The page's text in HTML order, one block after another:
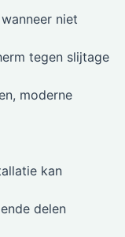
niet
tegen slijtage
moderne
kan
delen